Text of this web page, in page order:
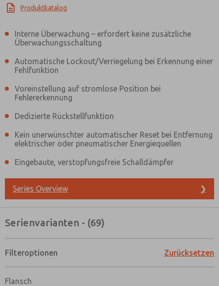
Produktkatalog
Interne Überwachung – erfordert keine zusätzliche
Überwachungsschaltung
Automatische Lockout/Verriegelung bei Erkennung einer
Fehlfunktion
Voreinstellung auf stromlose Position bei
Fehlererkennung
Dedizierte Rückstellfunktion
Kein unerwünschter automatischer Reset bei Entfernung
elektrischer oder pneumatischer Energiequellen
Eingebaute, verstopfungsfreie Schalldämpfer
Series Overview ❯
Serienvarianten - (69)
Filteroptionen Zurücksetzen
Flansch
Bevorzugte Kontaktmethode?